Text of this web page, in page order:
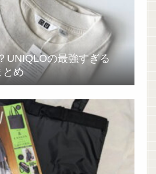
UNIQLOの最強すぎる
とめ